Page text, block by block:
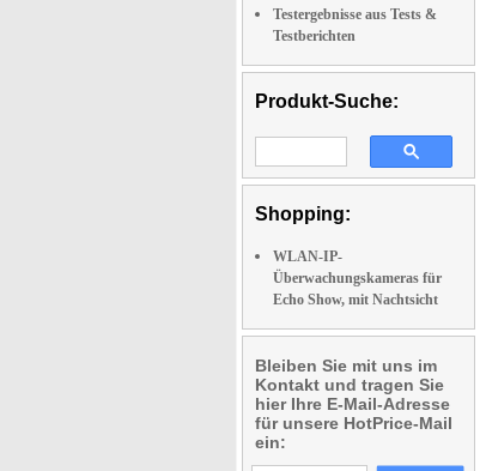
Testergebnisse aus Tests &
Testberichten
Produkt-Suche:
Shopping:
WLAN-IP-
Überwachungskameras für
Echo Show, mit Nachtsicht
Bleiben Sie mit uns im
Kontakt und tragen Sie
hier Ihre E-Mail-Adresse
für unsere HotPrice-Mail
ein: